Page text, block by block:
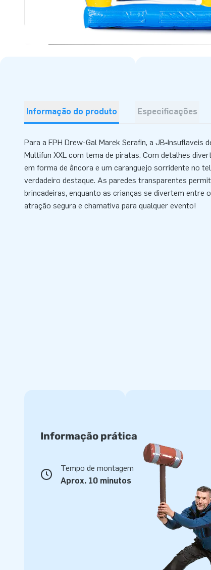
Informação do produto Especificações
Para a FPH Drew-Gal Marek Serafin, a JB‑Insuflaveis
Multifun XXL com tema de piratas. Com detalhes
em forma de âncora e um caranguejo sorridente no
verdadeiro destaque. As paredes transparentes
brincadeiras, enquanto as crianças se divertem entre
atração segura e chamativa para qualquer evento!
Informação prática
Tempo de montagem
Aprox. 10 minutos